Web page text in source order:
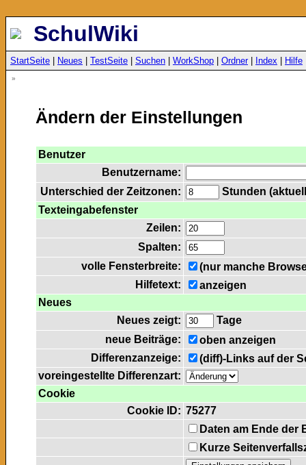
SchulWiki
StartSeite Neues TestSeite Suchen WorkShop Ordner| Index Hilfe
»
Ändern der Einstellungen
Benutzer
Benutzername:
Unterschied der Zeitzonen:
Stunden
Texteingabefenster
Zeilen:
Spalten:
volle Fensterbreite:
(nur manche
Hilfetext:
anzeigen
Neues
Neues zeigt:
Tage
neue Beiträge:
oben anzeigen
Differenzanzeige:
(diff)-Links auf der
voreingestellte Differenzart:
Cookie
Cookie ID: 75277
Daten am Ende der
Kurze